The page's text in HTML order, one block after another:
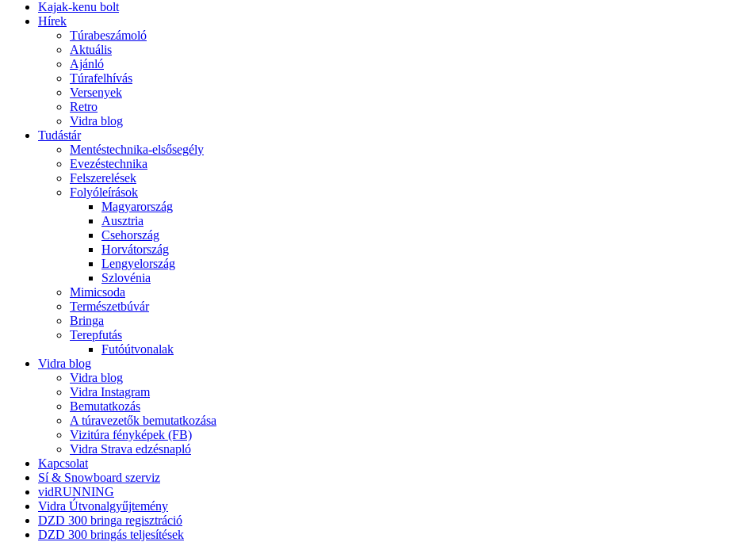
Kajak-kenu bolt
Hírek
Túrabeszámoló
Aktuális
Ajánló
Túrafelhívás
Versenyek
Retro
Vidra blog
Tudástár
Mentéstechnika-elsősegély
Evezéstechnika
Felszerelések
Folyóleírások
Magyarország
Ausztria
Csehország
Horvátország
Lengyelország
Szlovénia
Mimicsoda
Természetbúvár
Bringa
Terepfutás
Futóútvonalak
Vidra blog
Vidra blog
Vidra Instagram
Bemutatkozás
A túravezetők bemutatkozása
Vizitúra fényképek (FB)
Vidra Strava edzésnapló
Kapcsolat
Sí & Snowboard szerviz
vidRUNNING
Vidra Útvonalgyűjtemény
DZD 300 bringa regisztráció
DZD 300 bringás teljesítések